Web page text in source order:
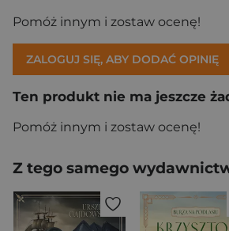
Pomóż innym i zostaw ocenę!
ZALOGUJ SIĘ, ABY DODAĆ OPINIĘ
Ten produkt nie ma jeszcze
Pomóż innym i zostaw ocenę!
Z tego samego